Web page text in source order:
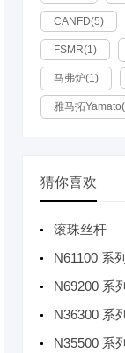
CANFD(5)
FSMR(1)
马弗炉(1)
雅马拓
猜你喜欢
滚珠丝杆
N61100 系
N69200 系列
N36300 系
N35500 系列